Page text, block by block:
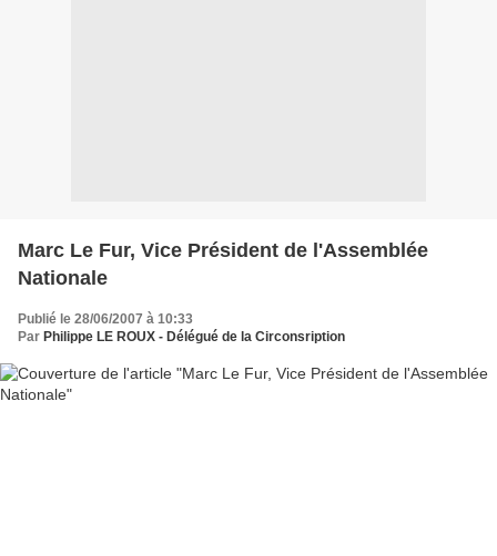
Marc Le Fur, Vice Président de l'Assemblée
Nationale
Publié le 28/06/2007 à 10:33
Par Philippe LE ROUX - Délégué de la Circonsription